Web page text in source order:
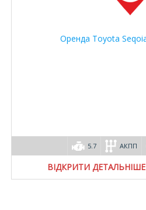
5.7 АКПП
ВІДКРИТИ ДЕТАЛЬНІШЕ